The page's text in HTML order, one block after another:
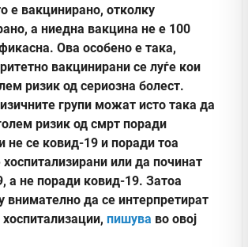
е вакцинирано, отколку
a ниедна вакцина не е 100
Ова особено е така,
вакцинирани се луѓе кои
ризик од сериозна болест.
групи можат исто така да
ризик од смрт поради
не се ковид-19 и поради тоа
или да починат
а не поради ковид-19. Затоа
внимателно да се интерпретират
хоспитализации, пишува во овој